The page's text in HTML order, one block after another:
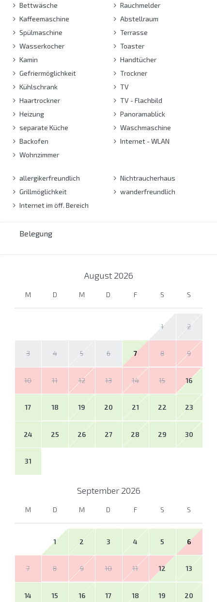
Bettwäsche
Kaffeemaschine
Spülmaschine
Wasserkocher
Kamin
Gefriermöglichkeit
Kühlschrank
Haartrockner
Heizung
separate Küche
Backofen
Wohnzimmer
Rauchmelder
Abstellraum
Terrasse
Toaster
Handtücher
Trockner
TV
TV - Flachbild
Panoramablick
Waschmaschine
Internet - WLAN
allergikerfreundlich
Grillmöglichkeit
Internet im öff. Bereich
Nichtraucherhaus
wanderfreundlich
Belegung
August 2026
M D M D F S S
1 2
3 4 5 6 7 8 9
10 11 12 13 14 15 16
17 18 19 20 21 22 23
24 25 26 27 28 29 30
31
September 2026
M D M D F S S
1 2 3 4 5 6
7 8 9 10 11 12 13
14 15 16 17 18 19 20